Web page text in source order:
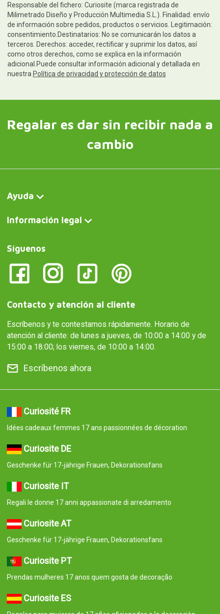
Responsable del fichero: Curiosite (marca registrada de
Milimetrado Diseño y Producción Multimedia S.L.). Finalidad: envío
de información sobre pedidos, productos o servicios. Legitimación:
consentimiento.Destinatarios: No se comunicarán los datos a
terceros. Derechos: acceder, rectificar y suprimir los datos, así
como otros derechos, como se explica en la información
adicional.Puede consultar información adicional y detallada en
nuestra Política de privacidad y protección de datos
Regalar es dar sin recibir nada a
cambio
Ayuda
Información legal
Síguenos
Contacto y atención al cliente
Escríbenos y te contestamos rápidamente. Horario de
atención al cliente: de lunes a jueves, de 10:00 a 14:00 y de
15:00 a 18:00; los viernes, de 10:00 a 14:00.
Escríbenos ahora
Curiosité FR
Idées cadeaux femmes 17 ans passionnées de décoration
Curiosite DE
Geschenke für 17-jährige Frauen, Dekorationsfans
Curiosite IT
Regali le donne 17 anni appassionate di arredamento
Curiosite AT
Geschenke für 17-jährige Frauen, Dekorationsfans
Curiosite PT
Prendas mulheres 17 anos quem gosta de decoração
Curiosite ES